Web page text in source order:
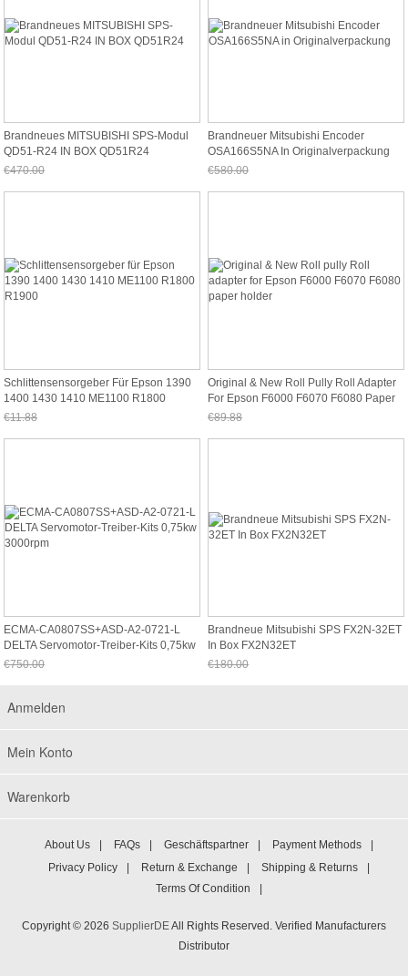
Brandneues MITSUBISHI SPS-Modul
QD51-R24 IN BOX QD51R24
€470.00
Brandneuer Mitsubishi Encoder
OSA166S5NA In Originalverpackung
€580.00
Schlittensensorgeber Für Epson 1390
1400 1430 1410 ME1100 R1800
R1900
€11.88
Original & New Roll Pully Roll Adapter
For Epson F6000 F6070 F6080 Paper
Holder
€89.88
ECMA-CA0807SS+ASD-A2-0721-L
DELTA Servomotor-Treiber-Kits 0,75kw
3000rpm
€750.00
Brandneue Mitsubishi SPS FX2N-32ET
In Box FX2N32ET
€180.00
Anmelden
Mein Konto
Warenkorb
About Us FAQs Geschäftspartner Payment Methods
Privacy Policy
Return & Exchange Shipping & Returns
Terms Of Condition
Copyright © 2026 SupplierDEAll Rights Reserved. Verified Manufacturers
Distributor